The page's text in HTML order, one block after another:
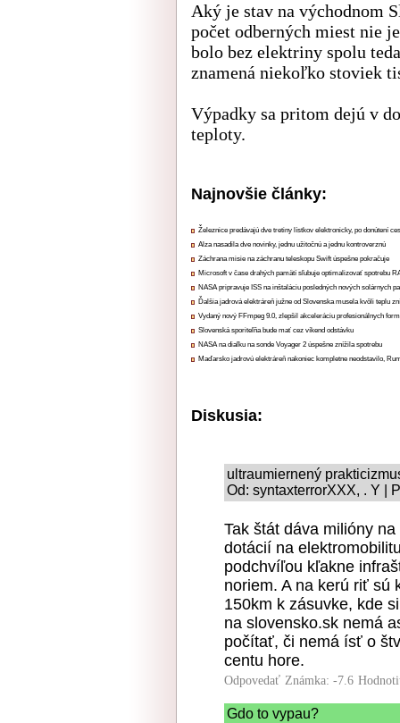
Aký je stav na východnom
počet odberných miest nie
bolo bez elektriny spolu
znamená niekoľko stoviek
Výpadky sa pritom dejú v
teploty.
Najnovšie články:
Železnice predávajú dve tretiny lístkov elektronicky, po donútení
Alza nasadila dve novinky, jednu užitočnú a jednu kontroverznú
Záchrana misie na záchranu teleskopu Swift úspešne pokračuje
Microsoft v čase drahých pamätí sľubuje optimalizovať spotrebu
NASA pripravuje ISS na inštaláciu posledných nových solárnych
Ďalšia jadrová elektráreň južne od Slovenska musela kvôli teplu
Vydaný nový FFmpeg 9.0, zlepšil akceleráciu profesionálnych
Slovenská sporiteľňa bude mať cez víkend odstávku
NASA na diaľku na sonde Voyager 2 úspešne znížila spotrebu
Maďarsko jadrovú elektráreň nakoniec kompletne neodstavilo,
Diskusia:
ultraumiernený
Od: syntaxterrorXXX, . Y |
Tak štát dáva milióny
dotácií na
podchvíľou kľakne
noriem. A na kerú riť sú
150km k zásuvke, kde
na slovensko.sk nemá
počítať, či nemá ísť o
centu hore.
Odpovedať Známka: -7.6
Gdo to vypau?